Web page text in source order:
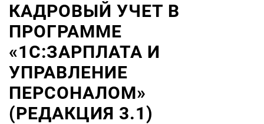
КАДРОВЫЙ УЧЕТ В
ПРОГРАММЕ
«1С:ЗАРПЛАТА И
УПРАВЛЕНИЕ
ПЕРСОНАЛОМ»
(РЕДАКЦИЯ 3.1)